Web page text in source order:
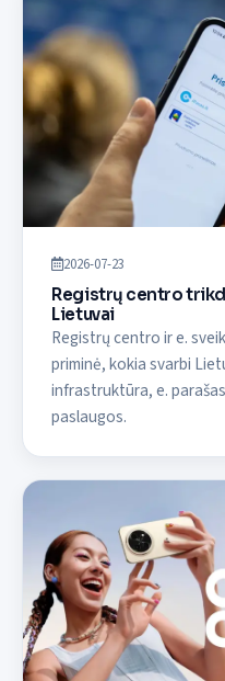
2026-07-23
Registrų centro
Lietuvai
Registrų centro ir e.
priminė, kokia svarbi
infrastruktūra, e.
paslaugos.